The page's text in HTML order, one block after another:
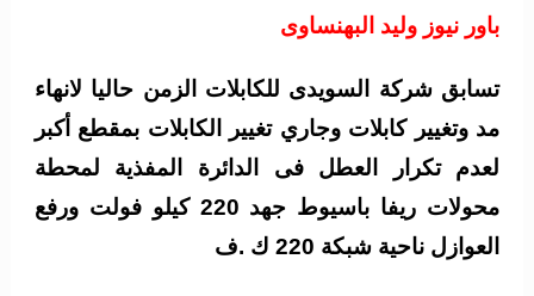
باور نيوز وليد البهنساوى
تسابق شركة السويدى للكابلات الزمن حاليا لانهاء
مد وتغيير كابلات وجاري تغيير الكابلات بمقطع أكبر
لعدم تكرار العطل فى الدائرة المفذية لمحطة
محولات ريفا باسيوط جهد 220 كيلو فولت ورفع
العوازل ناحية شبكة 220 ك .ف